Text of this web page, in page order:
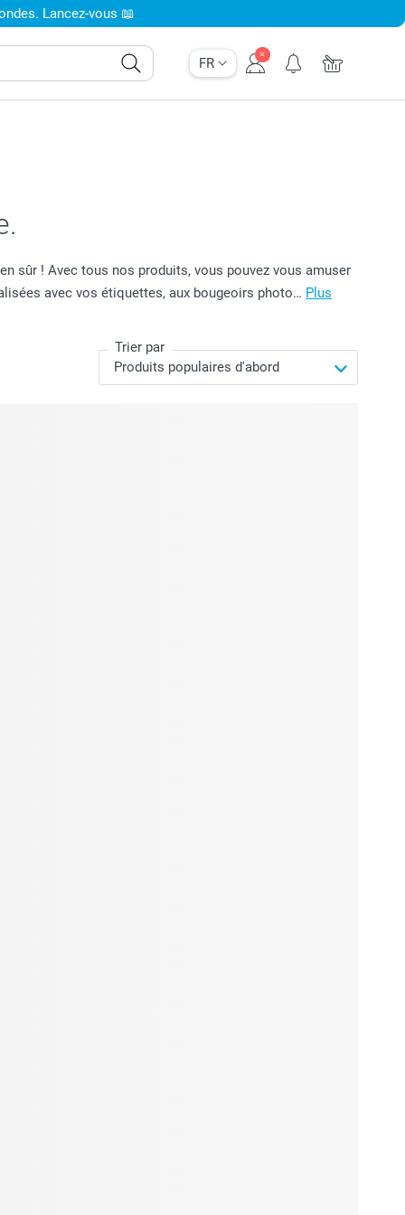
FR
Lancez-vous 📖
sûr ! Avec tous nos produits, vous pouvez vous amuser
avec vos étiquettes, aux bougeoirs photo… Plus
Trier par